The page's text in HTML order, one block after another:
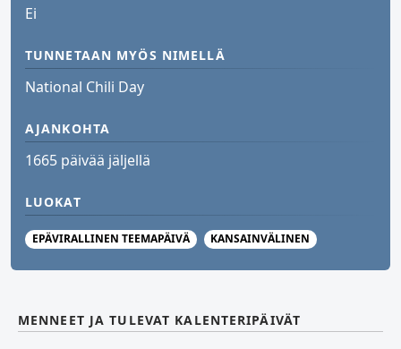
Ei
TUNNETAAN MYÖS NIMELLÄ
National Chili Day
AJANKOHTA
1665 päivää jäljellä
LUOKAT
EPÄVIRALLINEN TEEMAPÄIVÄ KANSAINVÄLINEN
MENNEET JA TULEVAT KALENTERIPÄIVÄT